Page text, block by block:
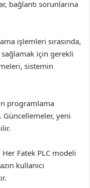
bağlantı sorunlarına
işlemleri sırasında,
sağlamak için gerekli
sistemin
programlama
Güncellemeler, yeni
Fatek PLC modeli
kullanıcı